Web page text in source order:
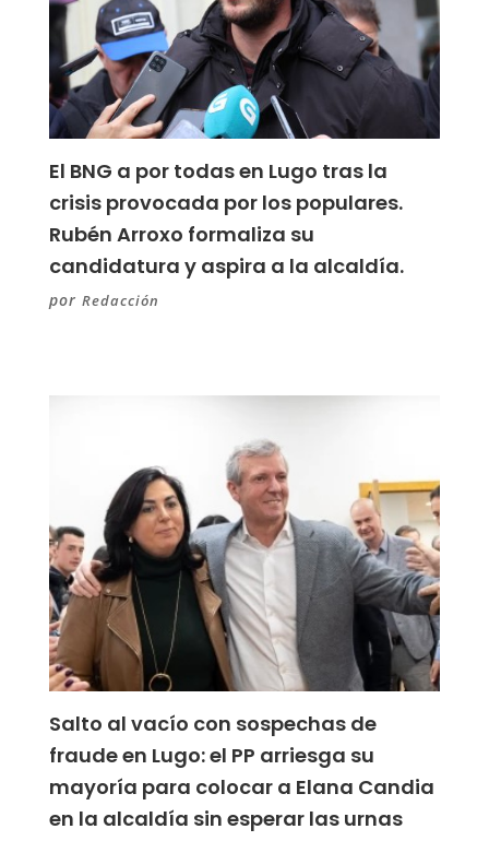
El BNG a por todas en Lugo tras la
crisis provocada por los populares.
Rubén Arroxo formaliza su
candidatura y aspira a la alcaldía.
por Redacción
Salto al vacío con sospechas de
fraude en Lugo: el PP arriesga su
mayoría para colocar a Elana Candia
en la alcaldía sin esperar las urnas